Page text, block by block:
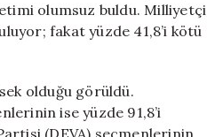
olumsuz buldu. Milliyetçi
fakat yüzde 41,8’i kötü
olduğu görüldü.
ise yüzde 91,8’i
(DEVA) seçmenlerinin